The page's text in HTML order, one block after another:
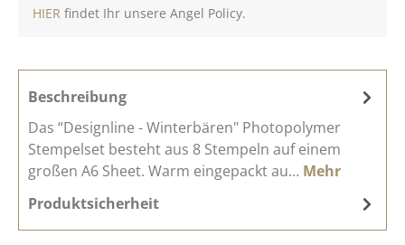
HIER findet Ihr unsere Angel Policy.
Beschreibung
Das “Designline - Winterbären" Photopolymer
Stempelset besteht aus 8 Stempeln auf einem
großen A6 Sheet. Warm eingepackt au… Mehr
Produktsicherheit